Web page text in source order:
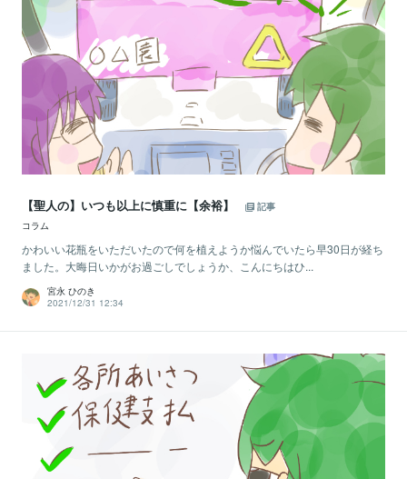
【聖人の】いつも以上に慎重に【余裕】
記事
コラム
かわいい花瓶をいただいたので何を植えようか悩んでいたら早30日が経ち
ました。大晦日いかがお過ごしでしょうか、こんにちはひ...
宮永 ひのき
2021/12/31 12:34